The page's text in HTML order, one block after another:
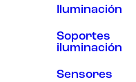
Iluminación
Soportes
iluminación
Sensores